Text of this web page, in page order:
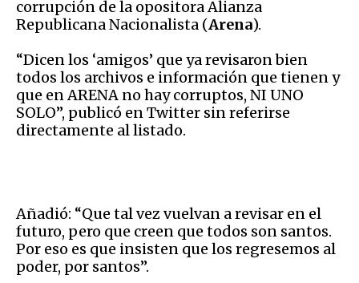
corrupción de la opositora Alianza
Republicana Nacionalista (Arena).
“Dicen los ‘amigos’ que ya revisaron bien
todos los archivos e información que tienen y
que en ARENA no hay corruptos, NI UNO
SOLO”, publicó en Twitter sin referirse
directamente al listado.
Añadió: “Que tal vez vuelvan a revisar en el
futuro, pero que creen que todos son santos.
Por eso es que insisten que los regresemos al
poder, por santos”.